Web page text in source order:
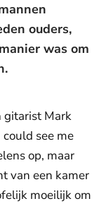
ouders,
was om
gitarist Mark
see me
op, maar
van een kamer
moeilijk om